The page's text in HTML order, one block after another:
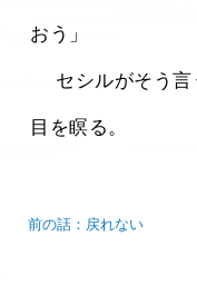
おう」
目を瞑る。
前の話：戻れない